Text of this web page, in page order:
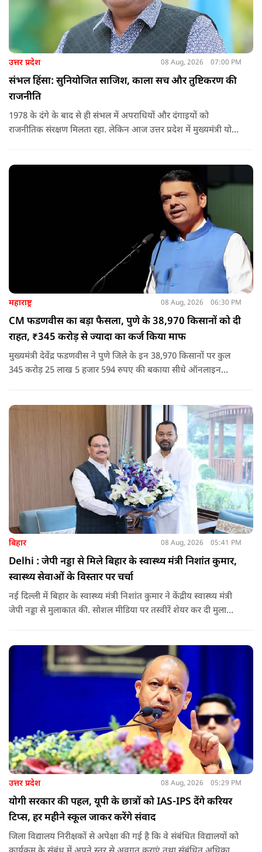
उत्तर प्रदेश 08 Aug, 2026 07:00 PM
संभल हिंसा: सुनियोजित साजिश, काला सच और तुष्टिकरण की
राजनीति
1978 के दंगे के बाद से ही संभल में अपराधियों और दंगाइयों को
राजनीतिक संरक्षण मिलता रहा. लेकिन आज उत्तर प्रदेश में मुख्यमंत्री योगी
नेता या सांसद क्यों न हो, यदि वह राज्य की शांति और सुरक्षा से खिलवाड़
महाराष्ट्र 08 Aug, 2026 06:30 PM
CM फडणवीस का बड़ा फैसला, पुणे के 38,970 किसानों को दी
राहत, ₹345 करोड़ से ज्यादा का कर्ज किया माफ
मुख्यमंत्री देवेंद्र फडणवीस ने पुणे जिले के इन 38,970 किसानों पर कुल
345 करोड़ 25 लाख 5 हजार 594 रुपए की बकाया सीधे ऑनलाइन
बिहार 08 Aug, 2026 05:41 PM
Delhi : जेपी नड्डा से मिले बिहार के स्वास्थ्य मंत्री निशांत कुमार,
स्वास्थ्य सेवाओं के विस्तार पर चर्चा
नई दिल्ली में बिहार के स्वास्थ्य मंत्री निशांत कुमार ने केंद्रीय स्वास्थ्य मंत्री
जेपी नड्डा से मुलाकात की. सोशल मीडिया पर तस्वीरें शेयर कर दी मुलाकात
उत्तर प्रदेश 08 Aug, 2026 05:29 PM
योगी सरकार की पहल, यूपी के छात्रों को IAS-IPS देंगे करियर
टिप्स, हर महीने स्कूल जाकर करेंगे संवाद
जिला विद्यालय निरीक्षकों से अपेक्षा की गई है कि वे संबंधित विद्यालयों को